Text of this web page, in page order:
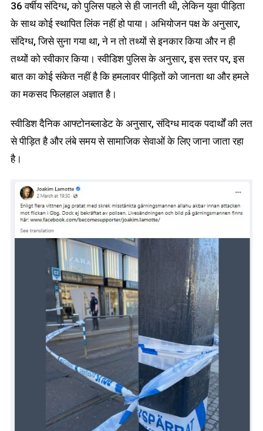
36 वर्षीय संदिग्ध, को पुलिस पहले से ही जानती थी, लेकिन युवा पीड़िता
के साथ कोई स्थापित लिंक नहीं हो पाया। अभियोजन पक्ष के अनुसार,
संदिग्ध, जिसे सुना गया था, ने न तो तथ्यों से इनकार किया और न ही
तथ्यों को स्वीकार किया। स्वीडिश पुलिस के अनुसार, इस स्तर पर, इस
बात का कोई संकेत नहीं है कि हमलावर पीड़ितों को जानता था और हमले
का मकसद फिलहाल अज्ञात है।
स्वीडिश दैनिक आफ्टोनब्लाडेट के अनुसार, संदिग्ध मादक पदार्थों की लत
से पीड़ित है और लंबे समय से सामाजिक सेवाओं के लिए जाना जाता रहा
है।